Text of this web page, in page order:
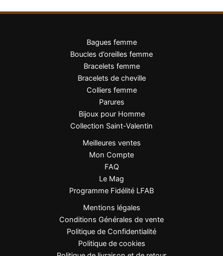
Bagues femme
Boucles d’oreilles femme
Bracelets femme
Bracelets de cheville
Colliers femme
Parures
Bijoux pour Homme
Collection Saint-Valentin
Meilleures ventes
Mon Compte
FAQ
Le Mag
Programme Fidélité LFAB
Mentions légales
Conditions Générales de vente
Politique de Confidentialité
Politique de cookies